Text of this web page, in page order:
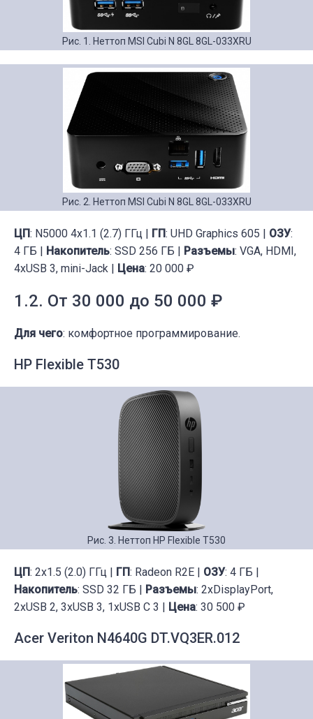
Рис. 1. Неттоп MSI Cubi N 8GL 8GL-033XRU
Рис. 2. Неттоп MSI Cubi N 8GL 8GL-033XRU
ЦП: N5000 4x1.1 (2.7) ГГц | ГП: UHD Graphics 605 | ОЗУ:
4 ГБ |
Накопитель: SSD 256 ГБ | Разъемы: VGA, HDMI,
4xUSB 3, mini-Jack |
Цена: 20 000 ₽
1.2. От 30 000 до 50 000 ₽
Для чего: комфортное программирование.
HP Flexible T530
Рис. 3. Неттоп HP Flexible T530
ЦП: 2x1.5 (2.0) ГГц | ГП: Radeon R2E | ОЗУ: 4 ГБ |
Накопитель: SSD 32 ГБ | Разъемы: 2xDisplayPort,
2xUSB 2, 3xUSB 3, 1xUSB C 3 | Цена: 30 500 ₽
Acer Veriton N4640G DT.VQ3ER.012